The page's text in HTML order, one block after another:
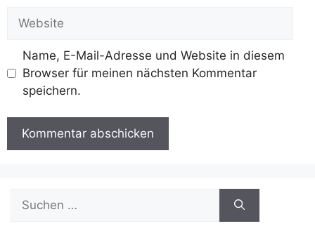
Name, E-Mail-Adresse und Website in diesem
Browser für meinen nächsten Kommentar
speichern.
Suchen
nach: